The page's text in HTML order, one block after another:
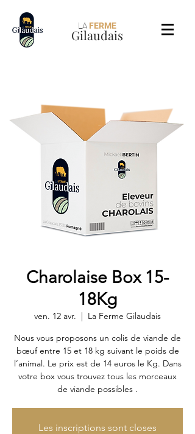
LA FERME
Gilaudais
Charolaise Box 15-
18Kg
ven. 12 avr.
  |
La Ferme Gilaudais
Nous vous proposons un colis de viande de
bœuf entre 15 et 18 kg suivant le poids de
l’animal. Le prix est de 14 euros le Kg. Dans
votre box vous trouvez tous les morceaux
de viande possibles .
Les inscriptions sont closes